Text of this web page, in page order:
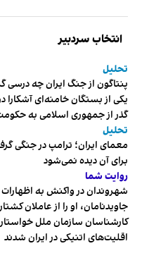
انتخاب سردبیر
تحلیل
پنتاگون از جنگ ایران چه درسی
یکی از بستگان خامنه‌ای آشکارا
گذر از جمهوری اسلامی به
تحلیل
معمای ایران؛ ترامپ در جنگی
برای آن دیده نمی‌شود
روایت شما
شهروندان در واکنش به اظهارات
جاویدنامان، او را از عاملان
کارشناسان سازمان ملل
اقلیت‌های اتنیکی در ایران شدند